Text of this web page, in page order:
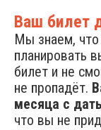
Ваш билет
Мы знаем, что
планировать
билет и не
не пропадёт.
месяца с
что вы не